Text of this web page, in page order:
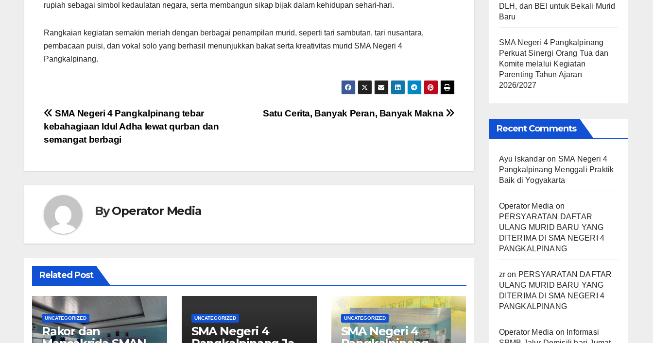
rupiah sebagai simbol kedaulatan negara, serta membangun sikap bijak dalam kehidupan sehari-hari.
Rangkaian kegiatan semakin meriah dengan berbagai penampilan murid, seperti tari sambutan, tari nusantara,
pembacaan puisi, dan vokal solo yang berhasil menunjukkan bakat serta kreativitas murid SMA Negeri 4
Pangkalpinang.
Post
navigation
Satu Cerita, Banyak Peran, Banyak Makna
SMA Negeri 4 Pangkalpinang tebar
kebahagiaan Idul Adha lewat qurban dan
semangat berbagi
ByOperator Media
Related Post
UNCATEGORIZED
Rakor dan
UNCATEGORIZED
SMA Negeri 4
UNCATEGORIZED
SMA Negeri 4
DLH, dan BEI untuk Bekali Murid
Baru
SMA Negeri 4 Pangkalpinang
Perkuat Sinergi Orang Tua dan
Komite melalui Kegiatan
Parenting Tahun Ajaran
2026/2027
Recent Comments
Ayu Iskandaron SMA Negeri 4
Pangkalpinang Menggali Praktik
Baik di Yogyakarta
Operator Media on
PERSYARATAN DAFTAR
ULANG MURID BARU YANG
DITERIMA DI SMA NEGERI 4
PANGKALPINANG
zron PERSYARATAN DAFTAR
ULANG MURID BARU YANG
DITERIMA DI SMA NEGERI 4
PANGKALPINANG
Operator Media on Informasi